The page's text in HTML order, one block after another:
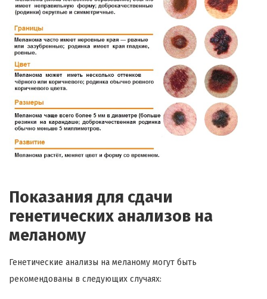
Показания для сдачи
генетических анализов на
меланому
Генетические анализы на меланому могут быть
рекомендованы в следующих случаях: